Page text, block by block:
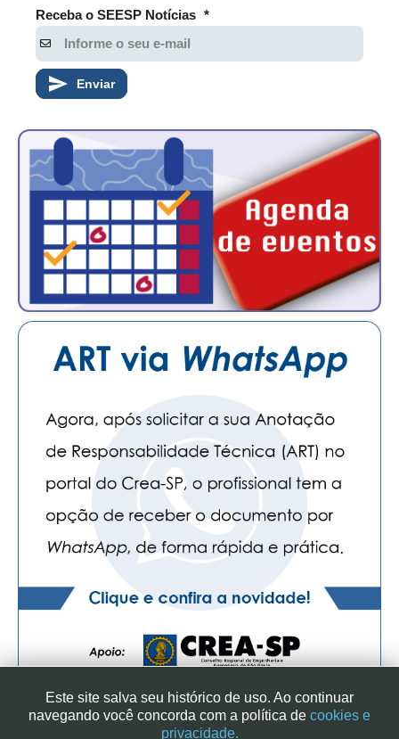
Receba o SEESP Notícias *
Enviar
Este site salva seu histórico de uso. Ao continuar
navegando você concorda com a política de cookies e
privacidade.